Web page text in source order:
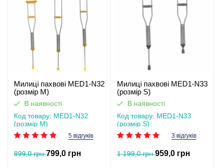
Милиці пахвові MED1-N32
(розмір M)
В наявності
Код товару: MED1-N32
(розмір M)
5 відгуків
899,0 грн799,0 грн
Милиці пахвові MED1-N33
(розмір S)
В наявності
Код товару: MED1-N33
(розмір S)
3 відгуків
1 199,0 грн959,0 грн